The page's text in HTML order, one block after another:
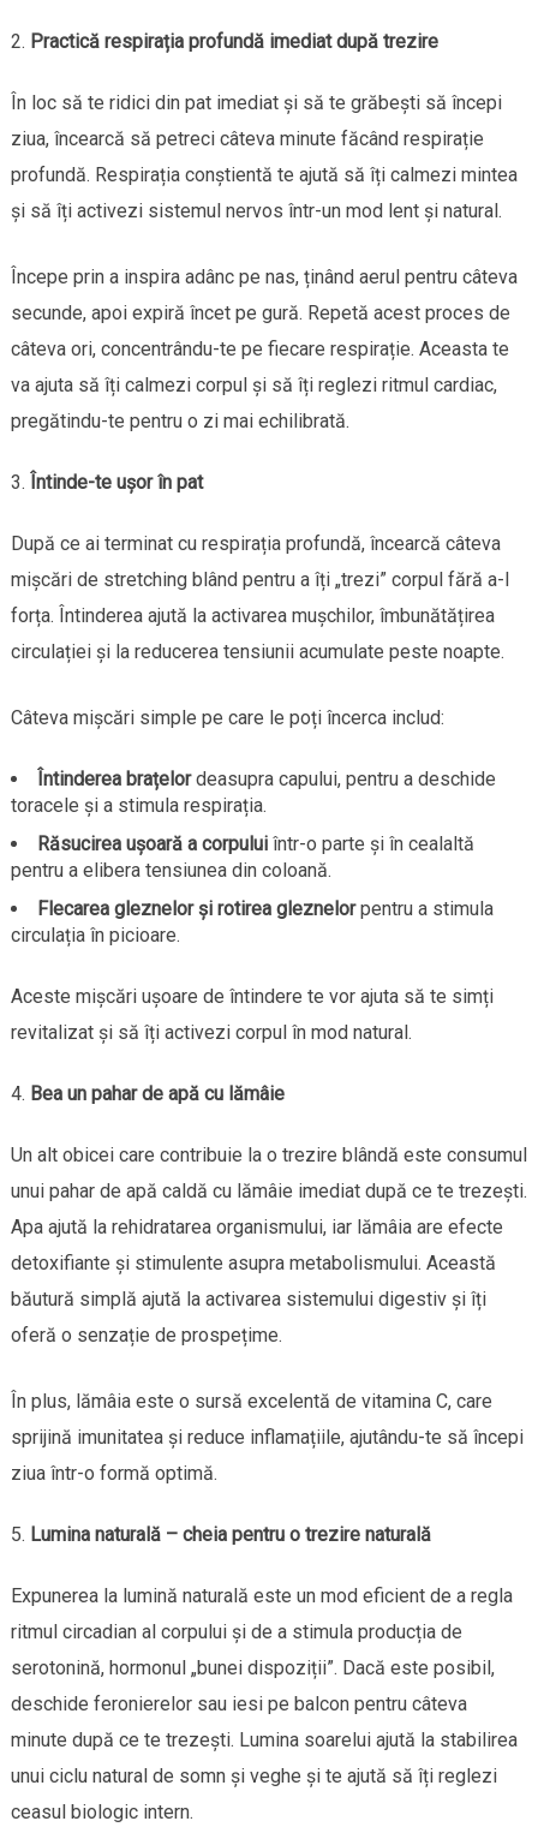
Practică respirația profundă imediat după trezire
În loc să te ridici din pat imediat și să te grăbești să începi
ziua, încearcă să petreci câteva minute făcând respirație
profundă. Respirația conștientă te ajută să îți calmezi mintea
și să îți activezi sistemul nervos într-un mod lent și natural.
Începe prin a inspira adânc pe nas, ținând aerul pentru câteva
secunde, apoi expiră încet pe gură. Repetă acest proces de
câteva ori, concentrându-te pe fiecare respirație. Aceasta te
va ajuta să îți calmezi corpul și să îți reglezi ritmul cardiac,
pregătindu-te pentru o zi mai echilibrată.
Întinde-te ușor în pat
După ce ai terminat cu respirația profundă, încearcă câteva
mișcări de stretching blând pentru a îți „trezi” corpul fără a-l
forța. Întinderea ajută la activarea mușchilor, îmbunătățirea
circulației și la reducerea tensiunii acumulate peste noapte.
Câteva mișcări simple pe care le poți încerca includ:
Întinderea brațelordeasupra capului, pentru a deschide
toracele și a stimula respirația.
Răsucirea ușoară a corpuluiîntr-o parte și în cealaltă
pentru a elibera tensiunea din coloană.
Flecarea gleznelor și rotirea gleznelorpentru a stimula
circulația în picioare.
Aceste mișcări ușoare de întindere te vor ajuta să te simți
revitalizat și să îți activezi corpul în mod natural.
Bea un pahar de apă cu lămâie
Un alt obicei care contribuie la o trezire blândă este consumul
unui pahar de apă caldă cu lămâie imediat după ce te trezești.
Apa ajută la rehidratarea organismului, iar lămâia are efecte
detoxifiante și stimulente asupra metabolismului. Această
băutură simplă ajută la activarea sistemului digestiv și îți
oferă o senzație de prospețime.
În plus, lămâia este o sursă excelentă de vitamina C, care
sprijină imunitatea și reduce inflamațiile, ajutându-te să începi
ziua într-o formă optimă.
Lumina naturală – cheia pentru o trezire naturală
Expunerea la lumină naturală este un mod eficient de a regla
ritmul circadian al corpului și de a stimula producția de
serotonină, hormonul „bunei dispoziții”. Dacă este posibil,
deschide feronierelor sau iesi pe balcon pentru câteva
minute după ce te trezești. Lumina soarelui ajută la stabilirea
unui ciclu natural de somn și veghe și te ajută să îți reglezi
ceasul biologic intern.